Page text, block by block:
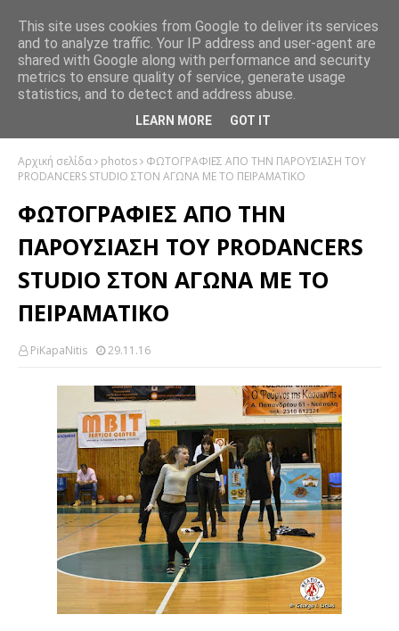
Αρχική σελίδα photos
ΦΩΤΟΓΡΑΦΙΕΣ ΑΠΟ ΤΗΝ ΠΑΡΟΥΣΙΑΣΗ ΤΟΥ
PRODANCERS STUDIO ΣΤΟΝ ΑΓΩΝΑ ΜΕ ΤΟ ΠΕΙΡΑΜΑΤΙΚΟ
ΦΩΤΟΓΡΑΦΙΕΣ ΑΠΟ ΤΗΝ
ΠΑΡΟΥΣΙΑΣΗ ΤΟΥ PRODANCERS
STUDIO ΣΤΟΝ ΑΓΩΝΑ ΜΕ ΤΟ
ΠΕΙΡΑΜΑΤΙΚΟ
PiKapaNitis 29.11.16
This site uses cookies from Google to deliver its services
and to analyze traffic. Your IP address and user-agent are
shared with Google along with performance and security
metrics to ensure quality of service, generate usage
statistics, and to detect and address abuse.
LEARN MORE GOT IT